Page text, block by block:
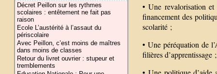
Décret Peillon sur les rythmes
scolaires : entêtement ne fait pas
raison
Ecole L’austérité à l’assaut du
périscolaire
Avec Peillon, c’est moins de maîtres
dans moins de classes
Retour du livret ouvrier : stupeur et
tremblements
• Une revalorisation
financement des
scolarité ;
• Une péréquation de
filières d’apprentissage ;